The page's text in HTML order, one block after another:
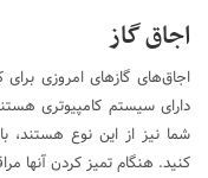
اجاق گاز
اجاق‌های گازهای امروزی
دارای سیستم کامپیوتری
شما نیز از این نوع
کنید. هنگام تمیز کردن آنها